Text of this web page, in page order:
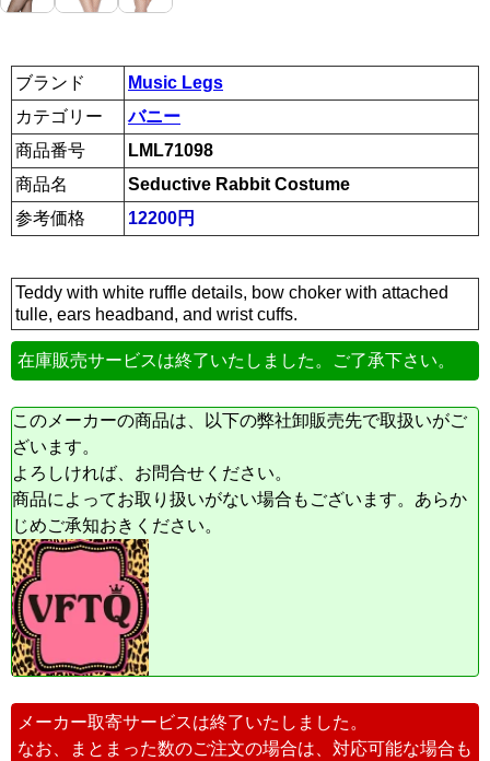
ブランド
Music Legs
カテゴリー
バニー
商品番号
LML71098
商品名
Seductive Rabbit Costume
参考価格
12200円
Teddy with white ruffle details, bow choker with attached
tulle, ears headband, and wrist cuffs.
在庫販売サービスは終了いたしました。ご了承下さい。
このメーカーの商品は、以下の弊社卸販売先で取扱いがご
ざいます。
よろしければ、お問合せください。
商品によってお取り扱いがない場合もございます。あらか
じめご承知おきください。
メーカー取寄サービスは終了いたしました。
なお、まとまった数のご注文の場合は、対応可能な場合も